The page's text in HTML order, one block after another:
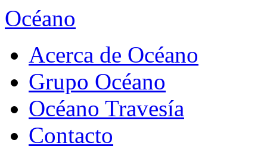
Océano
Acerca de Océano
Grupo Océano
Océano Travesía
Contacto